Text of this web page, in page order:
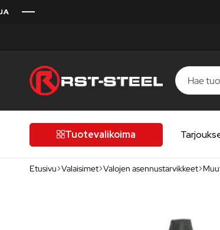
laatutietoiselle
autoilijalleTuotevalikoima
Etusivu Valaisimet Valojen asennustarvikkeet